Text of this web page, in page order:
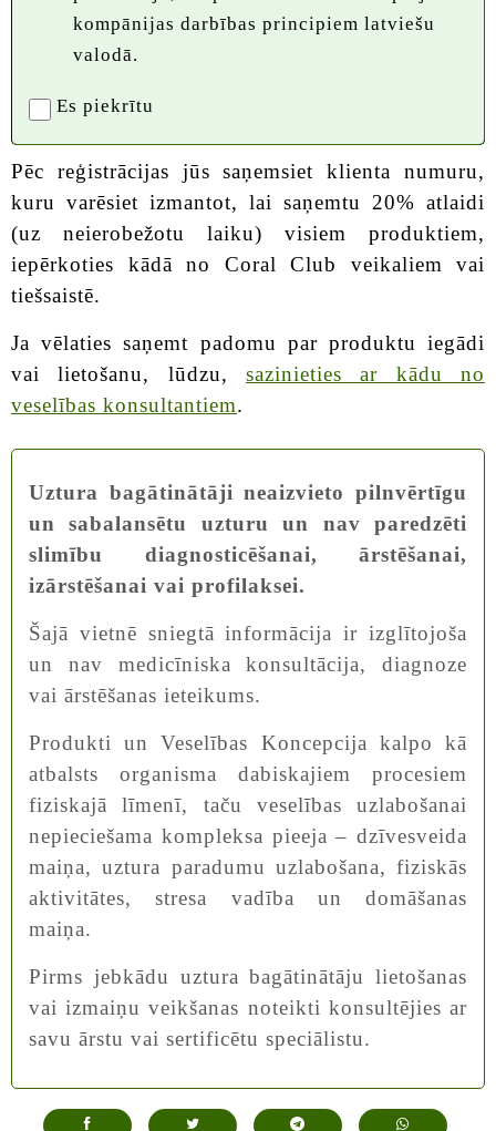
kompānijas darbības principiem latviešu
valodā.
Es piekrītu
Pēc reģistrācijas jūs saņemsiet klienta numuru,
kuru varēsiet izmantot, lai saņemtu 20% atlaidi
(uz neierobežotu laiku) visiem produktiem,
iepērkoties kādā no Coral Club veikaliem vai
tiešsaistē.
Ja vēlaties saņemt padomu par produktu iegādi
vai lietošanu, lūdzu, sazinieties ar kādu no
veselības konsultantiem.
Uztura bagātinātāji neaizvieto pilnvērtīgu
un sabalansētu uzturu un nav paredzēti
slimību diagnosticēšanai, ārstēšanai,
izārstēšanai vai profilaksei.
Šajā vietnē sniegtā informācija ir izglītojoša
un nav medicīniska konsultācija, diagnoze
vai ārstēšanas ieteikums.
Produkti un Veselības Koncepcija kalpo kā
atbalsts organisma dabiskajiem procesiem
fiziskajā līmenī, taču veselības uzlabošanai
nepieciešama kompleksa pieeja – dzīvesveida
maiņa, uztura paradumu uzlabošana, fiziskās
aktivitātes, stresa vadība un domāšanas
maiņa.
Pirms jebkādu uztura bagātinātāju lietošanas
vai izmaiņu veikšanas noteikti konsultējies ar
savu ārstu vai sertificētu speciālistu.